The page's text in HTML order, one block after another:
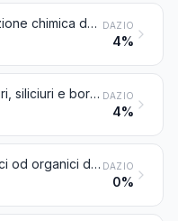
Carburi, di costituzione chimica definita o no DAZIO
4%
Idruri, nitruri, azoturi, siliciuri e boruri, di costituzione chimica definita o no, diversi dai composti che costituiscono ugualmente carburi della voce 2849 DAZIO
4%
Composti inorganici od organici del mercurio, anche chimicamente definiti, esclusi gli amalgami DAZIO
0%